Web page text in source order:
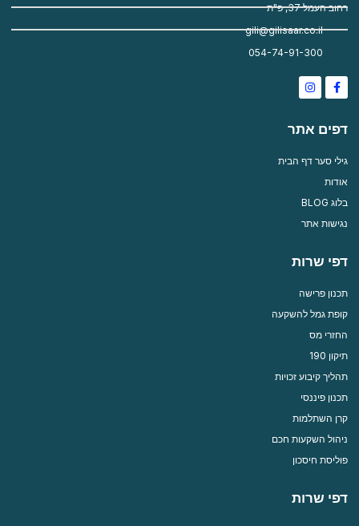
רחוב העמל 37, פ"ת
gili@gilisaar.co.il
054-74-91-300
Facebook-
f
Instagram
דפים אתר
גילי סער דף הבית
אודות
בלוג BLOG
נגישות אתר
דפי שרות
תכנון פרישה
קופת גמל להשקעה
החזרי מס
תיקון 190
תהליך קיבוע זכויות
תכנון פיננסי
קרן השתלמות
ניהול השקעות חכם
פוליסת חיסכון
דפי שרות